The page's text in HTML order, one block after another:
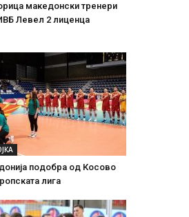
македонски тренери
Левел 2 лиценца
подобра од Косово
лига